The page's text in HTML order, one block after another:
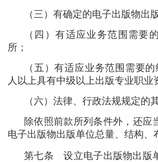
（三 ） 有确定的电子出版物出
（ 四 ）有适应业务范围需要
所 ；
（ 五 ）有适应业务范围需要的
人以上具有中级以上出版专业职业
（六） 法律、行政法规规定的
除依照前款所列条件外 ， 还应
电子出版物出版单位总量、结构、
第七条 设立电子出版物出版